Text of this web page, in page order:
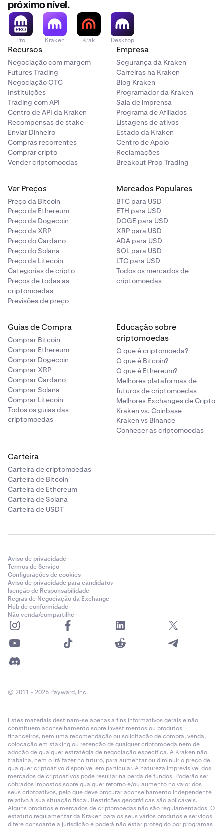
próximo nível.
Pro Kraken Krak Desktop
Recursos
Negociação com margem
Futures Trading
Negociação OTC
Instituições
Trading com API
Centro de API da Kraken
Recompensas de stake
Enviar Dinheiro
Compras recorrentes
Comprar cripto
Vender criptomoedas
Empresa
Segurança da Kraken
Carreiras na Kraken
Blog Kraken
Programador da Kraken
Sala de imprensa
Programa de Afiliados
Listagens de ativos
Estado da Kraken
Centro de Apoio
Reclamações
Breakout Prop Trading
Ver Preços
Preço da Bitcoin
Preço da Ethereum
Preço da Dogecoin
Preço da XRP
Preço do Cardano
Preço do Solana
Preço da Litecoin
Categorias de cripto
Preços de todas as
criptomoedas
Previsões de preço
Mercados Populares
BTC para USD
ETH para USD
DOGE para USD
XRP para USD
ADA para USD
SOL para USD
LTC para USD
Todos os mercados de
criptomoedas
Guias de Compra
Comprar Bitcoin
Comprar Ethereum
Comprar Dogecoin
Comprar XRP
Comprar Cardano
Comprar Solana
Comprar Litecoin
Todos os guias das
criptomoedas
Educação sobre
criptomoedas
O que é criptomoeda?
O que é Bitcoin?
O que é Ethereum?
Melhores plataformas de
futuros de criptomoedas
Melhores Exchanges de Cripto
Kraken vs. Coinbase
Kraken vs Binance
Conhecer as criptomoedas
Carteira
Carteira de criptomoedas
Carteira de Bitcoin
Carteira de Ethereum
Carteira de Solana
Carteira de USDT
Aviso de privacidade
Termos de Serviço
Configurações de cookies
Aviso de privacidade para candidatos
Isenção de Responsabilidade
Regras de Negociação da Exchange
Hub de conformidade
Não venda/compartilhe
© 2011 - 2026 Payward, Inc.
Estes materiais destinam-se apenas a fins informativos gerais e não
constituem aconselhamento sobre investimentos ou produtos
financeiros, nem uma recomendação ou solicitação de compra, venda,
colocação em staking ou retenção de qualquer criptomoeda nem de
adoção de qualquer estratégia de negociação específica. A Kraken não
trabalha, nem o irá fazer no futuro, para aumentar ou diminuir o preço de
qualquer criptoativo disponível em particular. A natureza imprevisível dos
mercados de criptoativos pode resultar na perda de fundos. Poderão ser
cobrados impostos sobre qualquer retorno e/ou aumento no valor dos
seus criptoativos, pelo que deve procurar aconselhamento independente
relativo à sua situação fiscal. Restrições geográficas são aplicáveis.
Alguns produtos e mercados de criptomoedas não são regulamentados. O
estatuto regulamentar da Kraken para os seus vários produtos e serviços
difere consoante a jurisdição e poderá não estar protegido por programas